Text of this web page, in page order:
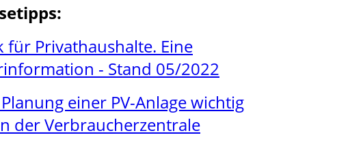
für Privathaushalte. Eine
- Stand 05/2022
einer PV-Anlage wichtig
der Verbraucherzentrale